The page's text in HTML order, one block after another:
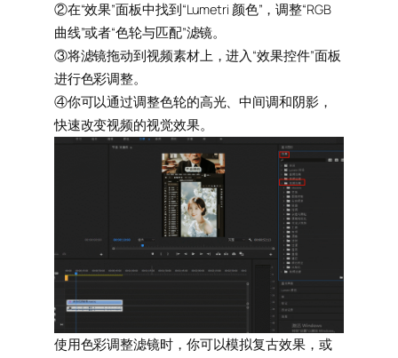
②在“效果”面板中找到“Lumetri 颜色”，调整“RGB
曲线”或者“色轮与匹配”滤镜。
③将滤镜拖动到视频素材上，进入“效果控件”面板
进行色彩调整。
④你可以通过调整色轮的高光、中间调和阴影，
快速改变视频的视觉效果。
使用色彩调整滤镜时，你可以模拟复古效果，或